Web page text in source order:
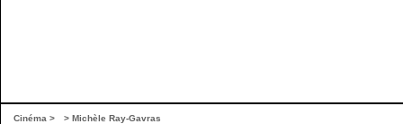
Cinéma > > Michèle Ray-Gavras